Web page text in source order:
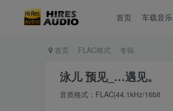
首页 车载音乐
首页 FLAC格式 专辑
泳儿 预见_…遇见。
音质格式：FLAC|44.1kHz/16bit